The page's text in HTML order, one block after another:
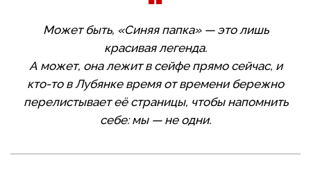
Может быть, «Синяя папка» — это лишь
красивая легенда.
А может, она лежит в сейфе прямо сейчас, и
кто-то в Лубянке время от времени бережно
перелистывает её страницы, чтобы напомнить
себе: мы — не одни.